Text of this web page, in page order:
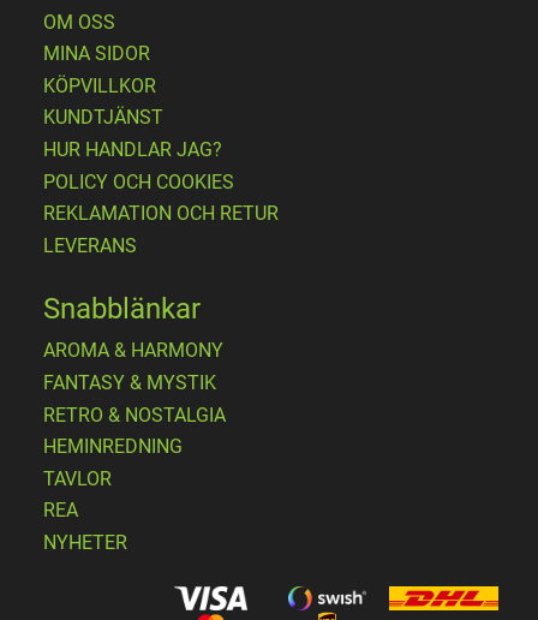
OM OSS
MINA SIDOR
KÖPVILLKOR
KUNDTJÄNST
HUR HANDLAR JAG?
POLICY OCH COOKIES
REKLAMATION OCH RETUR
LEVERANS
Snabblänkar
AROMA & HARMONY
FANTASY & MYSTIK
RETRO & NOSTALGIA
HEMINREDNING
TAVLOR
REA
NYHETER